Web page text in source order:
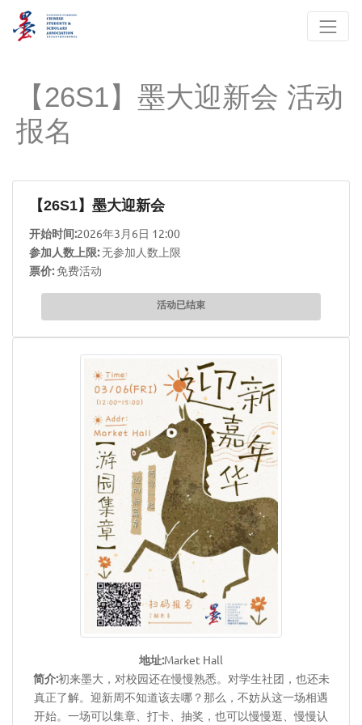
【26S1】墨大迎新会 活动
报名
【26S1】墨大迎新会
开始时间:2026年3月6日 12:00
参加人数上限:无参加人数上限
票价:免费活动
活动已结束
地址:Market Hall
简介:初来墨大，对校园还在慢慢熟悉。对学生社团，也还未
真正了解。迎新周不知道该去哪？那么，不妨从这一场相遇
开始。一场可以集章、打卡、抽奖，也可以慢慢逛、慢慢认